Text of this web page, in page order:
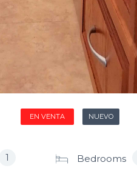
EN VENTA NUEVO
1 Bedrooms